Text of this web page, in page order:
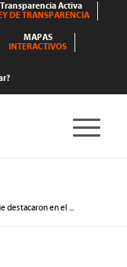
Transparencia Activa
DE TRANSPARENCIA
MAPAS
INTERACTIVOS
destacaron en el ...